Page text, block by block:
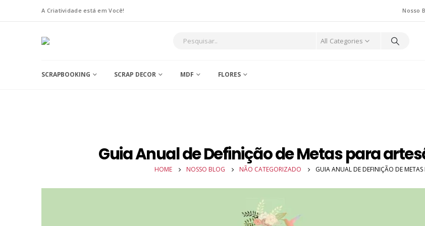
A Criatividade está em Você! Nosso
All Categories
SCRAPBOOKING SCRAP DECOR MDF FLORES
Guia Anual de Definição de Metas para
HOME NOSSO BLOG NÃO CATEGORIZADO GUIA ANUAL DE DEFINIÇÃO DE METAS